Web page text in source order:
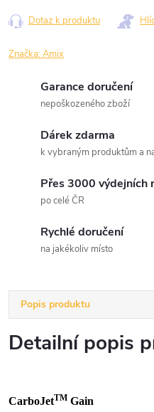
Dotaz k produktu
Značka:Amix
Garance doručení
nepoškozeného zboží
Dárek zdarma
k vybraným produktům a
Přes 3000 výdejních
po celé ČR
Rychlé doručení
na jakékoliv místo
Popis produktu
Detailní popis
CarboJetTM Gain